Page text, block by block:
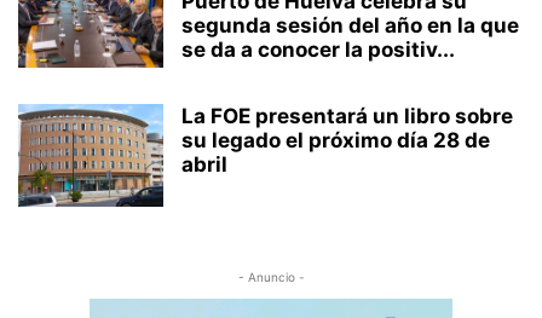
segunda sesión del año en la que
se da a conocer la positiv...
La FOE presentará un libro sobre
su legado el próximo día 28 de
abril
- Anuncio -